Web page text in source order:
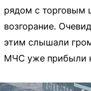
рядом с торговым
возгорание.
этим слышали
МЧС уже прибыли